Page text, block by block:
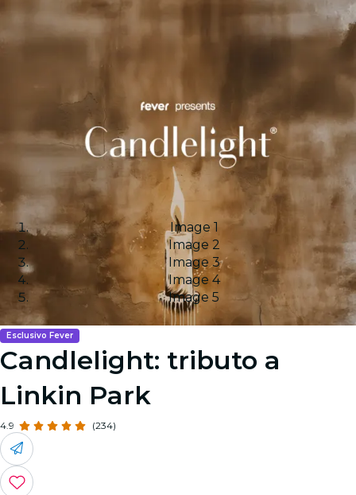
Image 1
Image 2
Image 3
Image 4
Image 5
Esclusivo Fever
Candlelight: tributo a
Linkin Park
4.9 (234)